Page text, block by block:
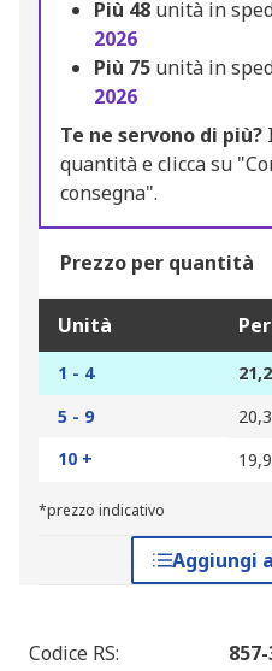
Più 48 unità in
2026
Più 75 unità in
2026
Te ne servono di più?
quantità e clicca su
consegna".
Prezzo per quantità
Unità
1 - 4
5 - 9
10 +
*prezzo indicativo
Aggiungi
Codice RS: